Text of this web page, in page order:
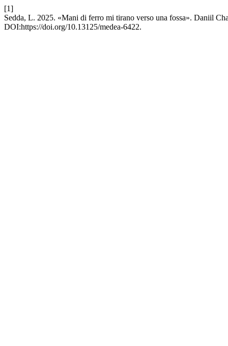
[1]
Sedda, L. 2025. «Mani di ferro mi tirano verso una fossa». Daniil
DOI:https://doi.org/10.13125/medea-6422.